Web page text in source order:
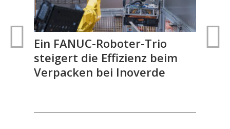
Ein FANUC-Roboter-Trio
steigert die Effizienz beim
Verpacken bei Inoverde